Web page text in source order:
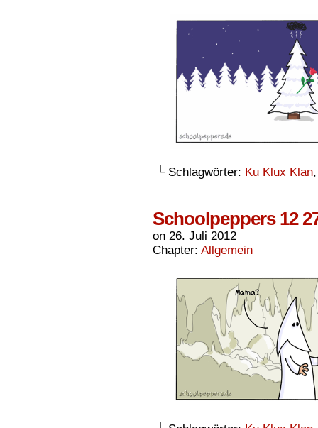
└ Schlagwörter: Ku Klux Klan
Schoolpeppers 12
on 26. Juli 2012
Chapter: Allgemein